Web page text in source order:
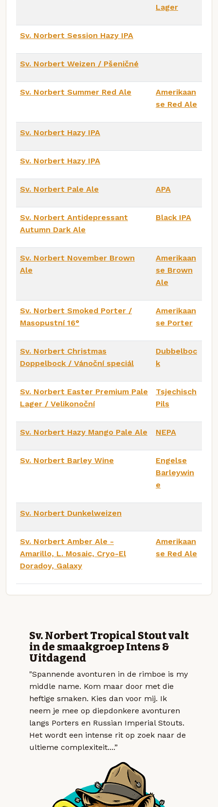
Lager
Sv. Norbert Session Hazy IPA
Sv. Norbert Weizen / Pšeničné
Sv. Norbert Summer Red Ale
Amerikaan
se Red Ale
Sv. Norbert Hazy IPA
Sv. Norbert Hazy IPA
Sv. Norbert Pale Ale APA
Sv. Norbert Antidepressant
Autumn Dark Ale
Black IPA
Sv. Norbert November Brown
Ale
Amerikaan
se Brown
Ale
Sv. Norbert Smoked Porter /
Masopustní 16°
Amerikaan
se Porter
Sv. Norbert Christmas
Doppelbock / Vánoční speciál
Dubbelboc
k
Sv. Norbert Easter Premium Pale
Lager / Velikonoční
Tsjechisch
Pils
Sv. Norbert Hazy Mango Pale Ale NEPA
Sv. Norbert Barley Wine
Engelse
Barleywin
e
Sv. Norbert Dunkelweizen
Sv. Norbert Amber Ale -
Amarillo, L. Mosaic, Cryo-El
Doradoy, Galaxy
Amerikaan
se Red Ale
Sv. Norbert Tropical Stout valt
in de smaakgroep Intens &
Uitdagend
"Spannende avonturen in de rimboe is my
middle name. Kom maar door met die
heftige smaken. Kies dan voor mij. Ik
neem je mee op diepdonkere avonturen
langs Porters en Russian Imperial Stouts.
Het wordt een intense rit op zoek naar de
ultieme complexiteit....”